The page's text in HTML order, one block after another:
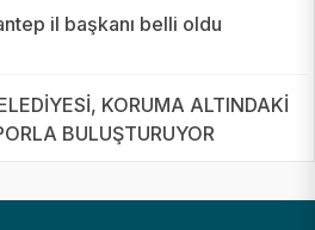
il başkanı belli oldu
KORUMA ALTINDAKİ
BULUŞTURUYOR